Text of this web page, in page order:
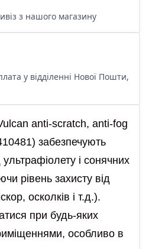
з нашого магазину
у відділенні Нової Пошти,
anti-scratch, anti-fog
забезпечують
ультрафіолету і сонячних
рівень захисту від
осколків і т.д.).
при будь-яких
особливо в